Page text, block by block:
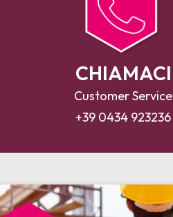
CHIAMACI
Customer Service
+39 0434 923236